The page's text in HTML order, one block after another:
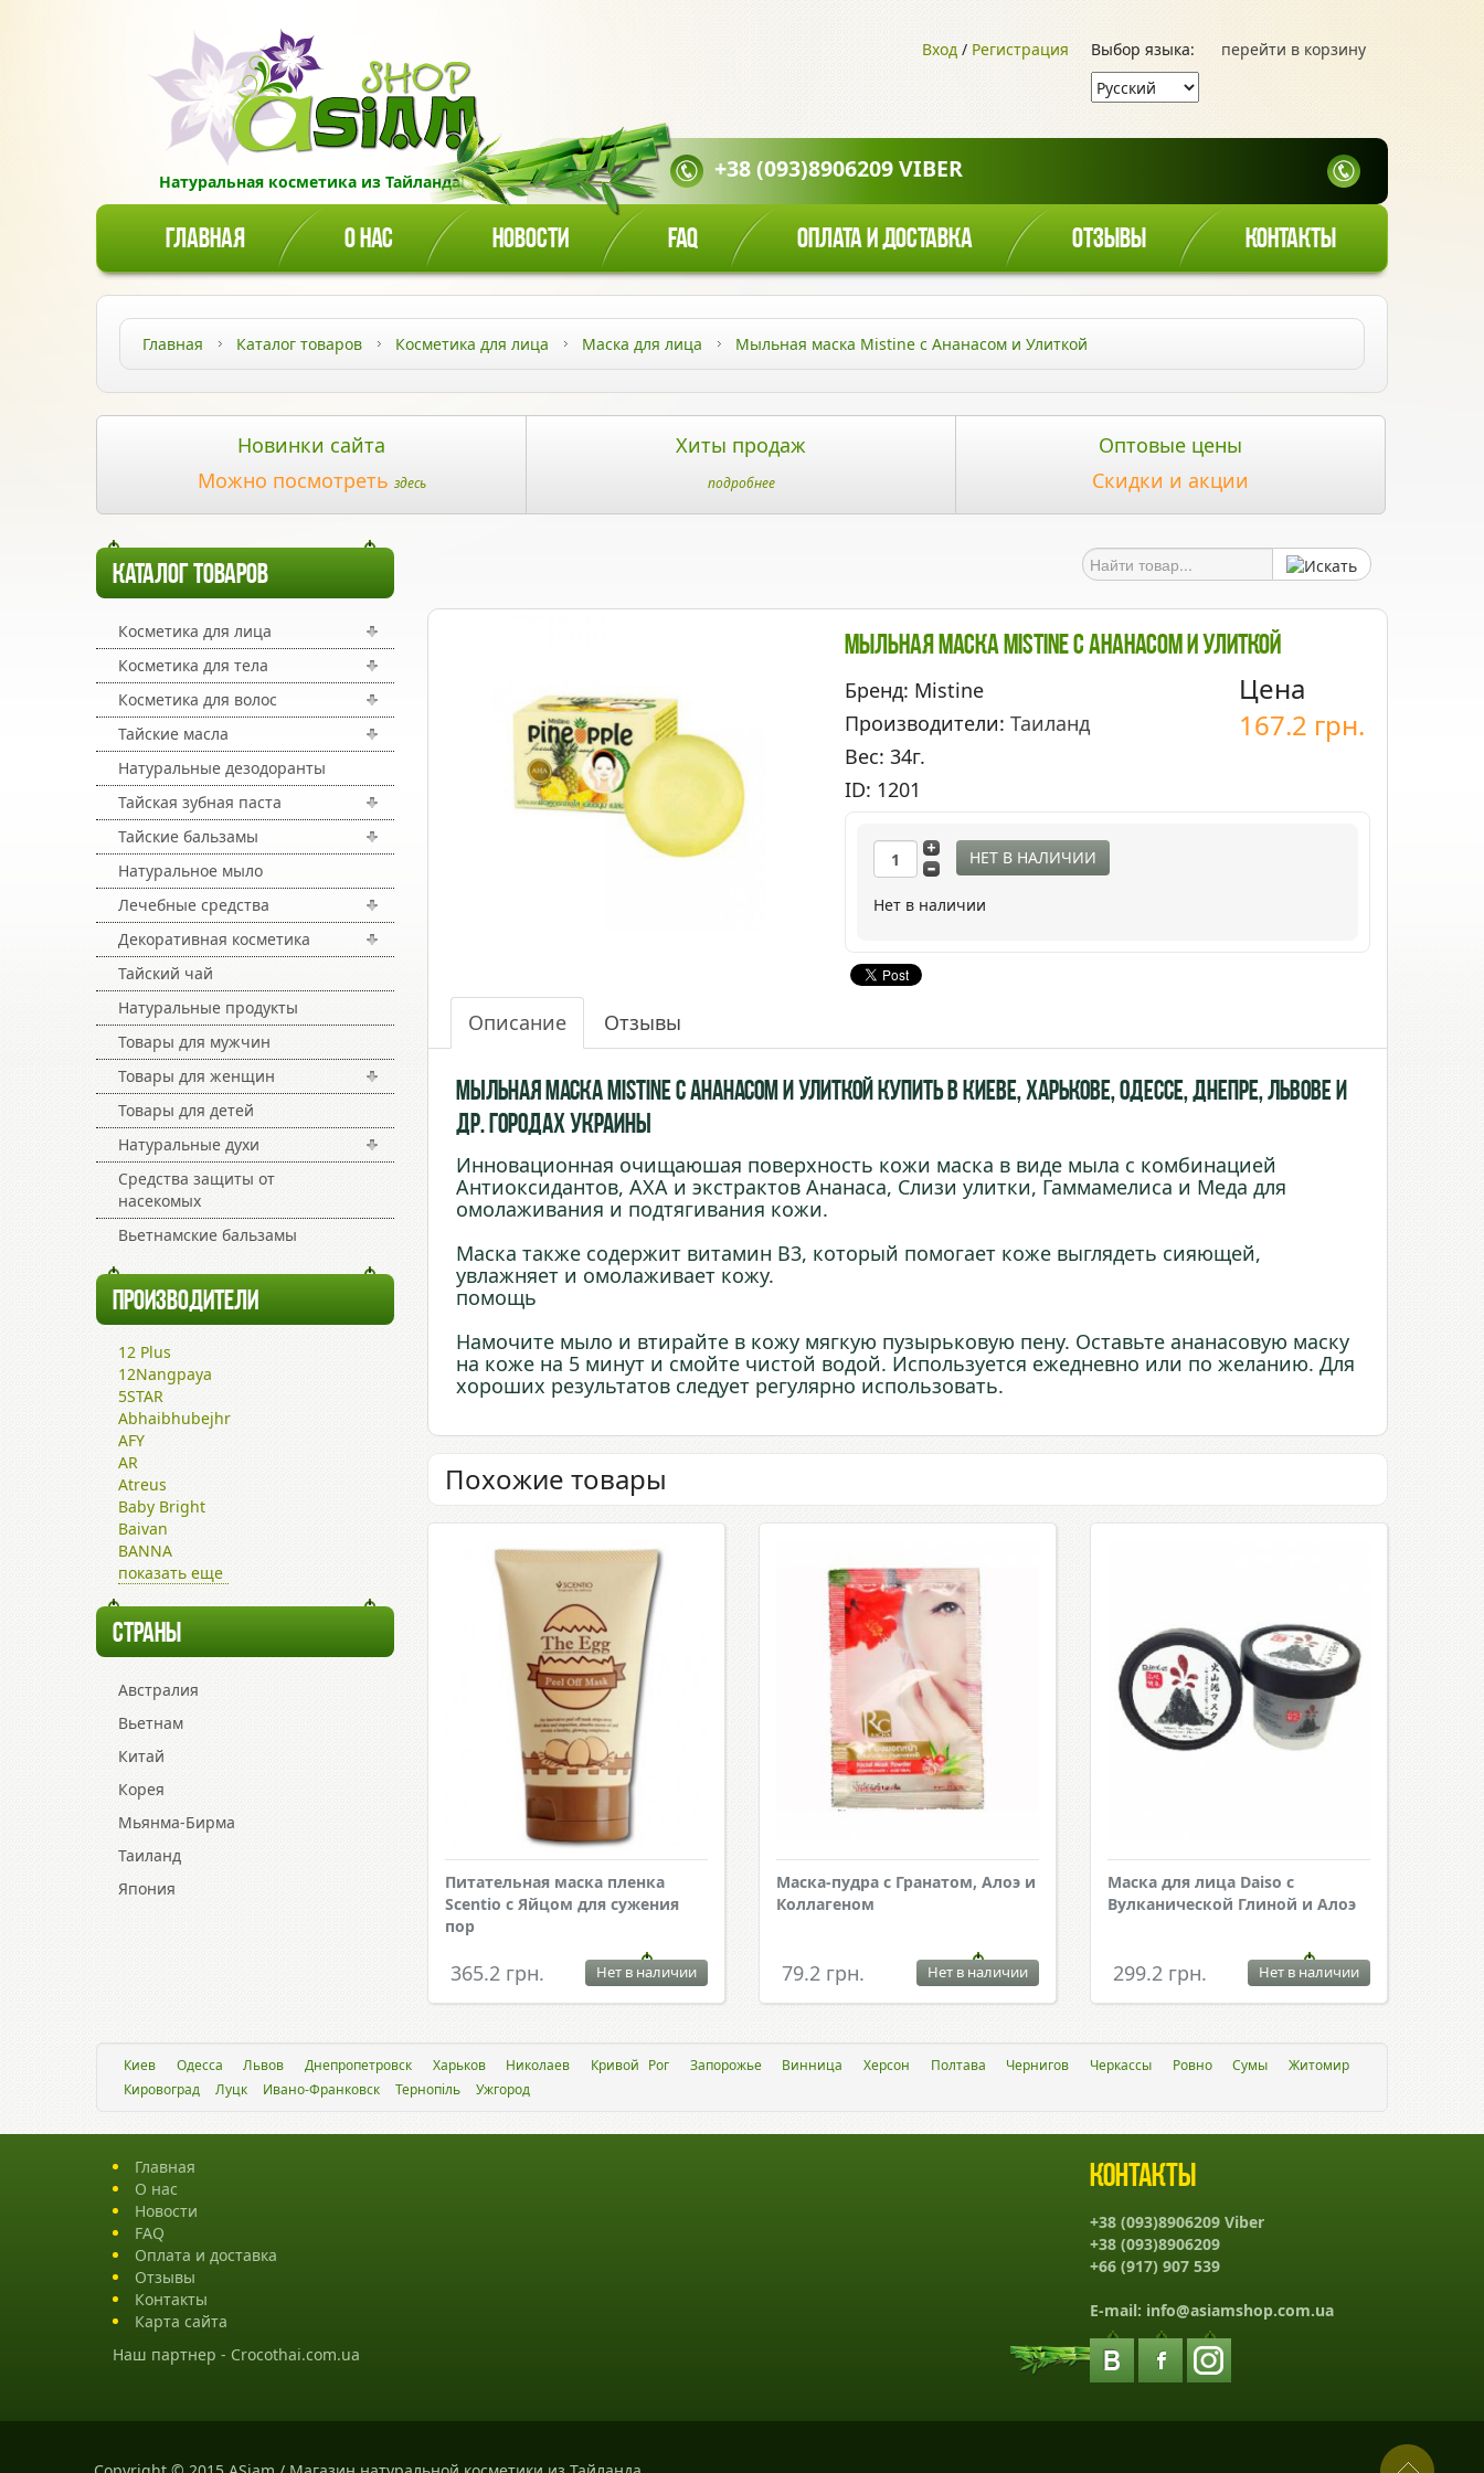
Натуральная косметика из Тайланда!
перейти в корзину
Выбор языка:
Вход / Регистрация
+38 (093)8906209 VIBER
ГЛАВНАЯ О НАС НОВОСТИ FAQ ОПЛАТА И ДОСТАВКА ОТЗЫВЫ КОНТАКТЫ
Главная Каталог товаров Косметика для лица Маска для лица Мыльная маска Mistine с Ананасом и Улиткой
Новинки сайта
Можно посмотреть здесь
Хиты продаж
подробнее
Оптовые цены
Скидки и акции
КАТАЛОГ ТОВАРОВ
Косметика для лица
Косметика для тела
Косметика для волос
Тайские масла
Натуральные дезодоранты
Тайская зубная паста
Тайские бальзамы
Натуральное мыло
Лечебные средства
Декоративная косметика
Тайский чай
Натуральные продукты
Товары для мужчин
Товары для женщин
Товары для детей
Натуральные духи
Средства защиты от
насекомых
Вьетнамские бальзамы
ПРОИЗВОДИТЕЛИ
12 Plus
12Nangpaya
5STAR
Abhaibhubejhr
AFY
AR
Atreus
Baby Bright
Baivan
BANNA
показать еще
СТРАНЫ
Австралия
Вьетнам
Китай
Корея
Мьянма-Бирма
Таиланд
Япония
Мыльная Маска Mistine С Ананасом И Улиткой
Бренд: Mistine
Производители: Таиланд
Вес: 34г.
ID: 1201
Цена
167.2 грн.
НЕТ В НАЛИЧИИ
Нет в наличии
Описание Отзывы
Мыльная маска Mistine с Ананасом и Улиткой купить в Киеве, Харькове, Одессе, Днепре, Львове и
др. городах Украины
Инновационная очищаюшая поверхность кожи маска в виде мыла с комбинацией
Антиоксидантов, АХА и экстрактов Ананаса, Слизи улитки, Гаммамелиса и Меда для
омолаживания и подтягивания кожи.
Маска также содержит витамин B3, который помогает коже выглядеть сияющей,
увлажняет и омолаживает кожу.
помощь
Намочите мыло и втирайте в кожу мягкую пузырьковую пену. Оставьте ананасовую маску
на коже на 5 минут и смойте чистой водой. Используется ежедневно или по желанию. Для
хороших результатов следует регулярно использовать.
Похожие товары
Питательная маска пленка
Scentio с Яйцом для сужения
пор
365.2 грн. Нет в наличии
Маска-пудра с Гранатом, Алоэ и
Коллагеном
79.2 грн. Нет в наличии
Маска для лица Daiso с
Вулканической Глиной и Алоэ
299.2 грн. Нет в наличии
Киев Одесса Львов Днепропетровск Харьков Николаев Кривой Рог Запорожье Винница Херсон Полтава Чернигов Черкассы Ровно Сумы
Житомир
Кировоград
Луцк Ивано-Франковск Тернопіль Ужгород
Главная
О нас
Новости
FAQ
Оплата и доставка
Отзывы
Контакты
Карта сайта
Наш партнер - Crocothai.com.ua
Контакты
+38 (093)8906209 Viber
+38 (093)8906209
+66 (917) 907 539
E-mail: info@asiamshop.com.ua